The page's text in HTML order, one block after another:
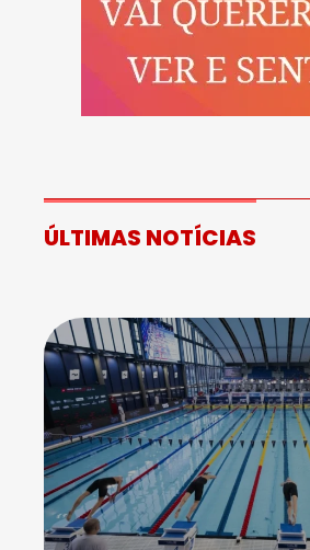
ÚLTIMAS NOTÍCIAS